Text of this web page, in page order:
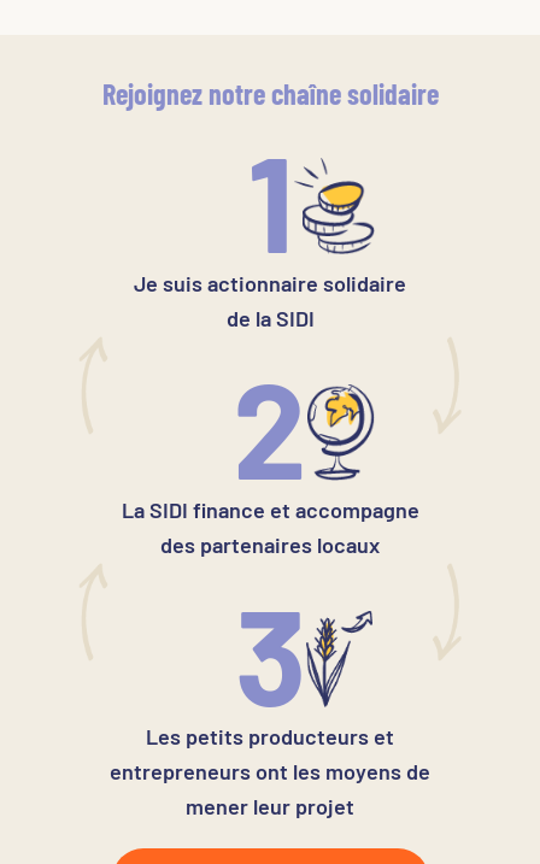
Rejoignez notre chaîne solidaire
1
Je suis actionnaire solidaire
de la SIDI
2
La SIDI finance et accompagne
des partenaires locaux
3
Les petits producteurs et
entrepreneurs ont les moyens de
mener leur projet